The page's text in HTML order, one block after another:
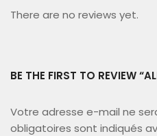
There are no reviews yet.
BE THE FIRST TO REVIEW
Votre adresse e-mail ne
obligatoires sont indiqués